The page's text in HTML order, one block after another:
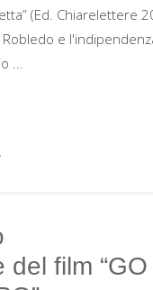
(Ed. Chiarelettere
e
...
del film